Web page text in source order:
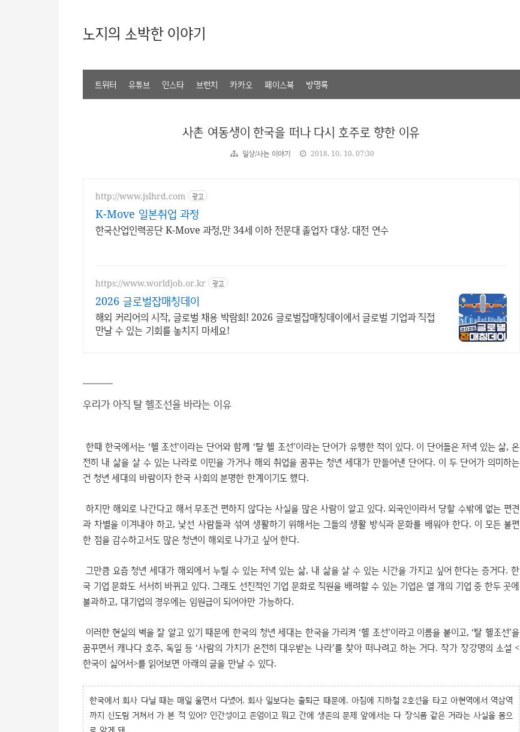
노지의 소박한 이야기
트위터 유튜브 인스타 브런치 카카오 페이스북 방명록
사촌 여동생이 한국을 떠나 다시 호주로 향한 이유
일상/사는 이야기 2018. 10. 10. 07:30
http://www.jslhrd.com 광고
K-Move 일본취업 과정
한국산업인력공단 K-Move 과정,만 34세 이하 전문대 졸업자 대상. 대전 연수
https://www.worldjob.or.kr 광고
2026 글로벌잡매칭데이
해외 커리어의 시작, 글로벌 채용 박람회! 2026 글로벌잡매칭데이에서 글로벌 기업과 직접
만날 수 있는 기회를 놓치지 마세요!
우리가 아직 탈 헬조선을 바라는 이유
한때 한국에서는 ‘헬 조선’이라는 단어와 함께 ‘탈 헬 조선’이라는 단어가 유행한 적이 있다. 이 단어들은 저녁 있는 삶, 온
전히 내 삶을 살 수 있는 나라로 이민을 가거나 해외 취업을 꿈꾸는 청년 세대가 만들어낸 단어다. 이 두 단어가 의미하는
건 청년 세대의 바람이자 한국 사회의 분명한 한계이기도 했다.
하지만 해외로 나간다고 해서 무조건 편하지 않다는 사실을 많은 사람이 알고 있다. 외국인이라서 당할 수밖에 없는 편견
과 차별을 이겨내야 하고, 낯선 사람들과 섞여 생활하기 위해서는 그들의 생활 방식과 문화를 배워야 한다. 이 모든 불편
한 점을 감수하고서도 많은 청년이 해외로 나가고 싶어 한다.
그만큼 요즘 청년 세대가 해외에서 누릴 수 있는 저녁 있는 삶, 내 삶을 살 수 있는 시간을 가지고 싶어 한다는 증거다. 한
국 기업 문화도 서서히 바뀌고 있다. 그래도 선진적인 기업 문화로 직원을 배려할 수 있는 기업은 열 개의 기업 중 한두 곳에
불과하고, 대기업의 경우에는 임원급이 되어야만 가능하다.
이러한 현실의 벽을 잘 알고 있기 때문에 한국의 청년 세대는 한국을 가리켜 ‘헬 조선’이라고 이름을 붙이고, ‘탈 헬조선’을
꿈꾸면서 캐나다 호주, 독일 등 ‘사람의 가치가 온전히 대우받는 나라’를 찾아 떠나려고 하는 거다. 작가 장강명의 소설 <
한국이 싫어서>를 읽어보면 아래의 글을 만날 수 있다.
한국에서 회사 다닐 때는 매일 울면서 다녔어. 회사 일보다는 출퇴근 때문에. 아침에 지하철 2호선을 타고 아현역에서 역삼역
까지 신도림 거쳐서 가 본 적 있어? 인간성이고 존엄이고 뭐고 간에 생존의 문제 앞에서는 다 장식품 같은 거라는 사실을 몸으